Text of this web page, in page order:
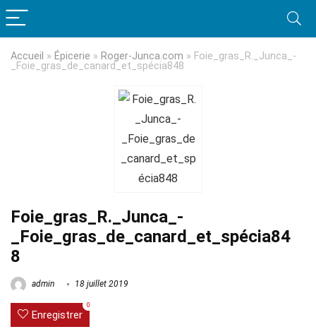
Accueil » Épicerie » Roger-Junca.com » Foie_gras_R._Junca_-
_Foie_gras_de_canard_et_spécia848
Foie_gras_R._Junca_-
_Foie_gras_de_canard_et_spécia84
8
admin 18 juillet 2019
Enregistrer
0